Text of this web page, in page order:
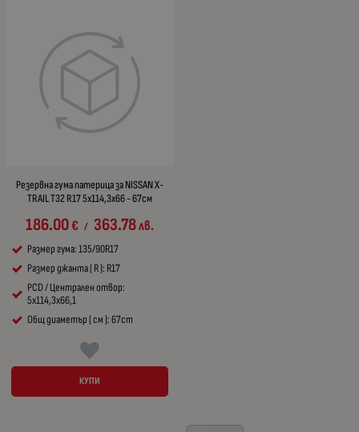
Резервна гума патерица за NISSAN X-
TRAIL T32 R17 5x114,3x66 - 67см
186.00€ / 363.78лв.
Размер гума: 135/90R17
Размер джанта ( R ): R17
PCD / Централен отвор:
5x114,3x66,1
Общ диаметър ( см ): 67cm
КУПИ